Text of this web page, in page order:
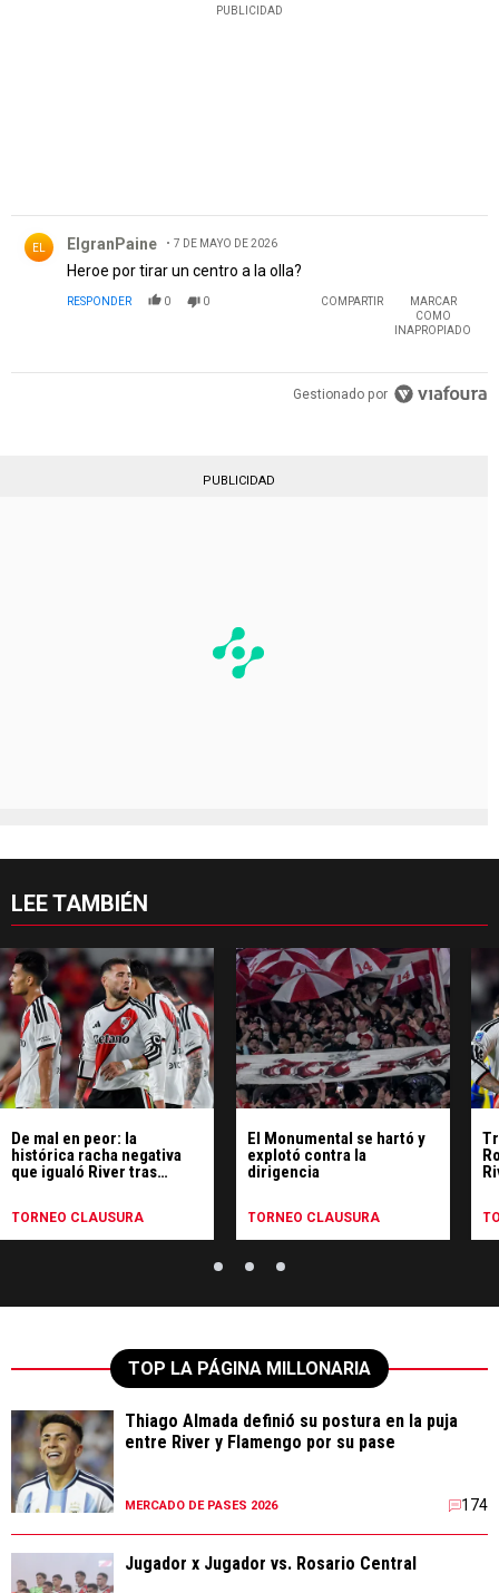
PUBLICIDAD
EL ElgranPaine 7 DE MAYO DE 2026
Heroe por tirar un centro a la olla?
RESPONDER 0 0 COMPARTIR
MARCAR
COMO
INAPROPIADO
Gestionado por
PUBLICIDAD
LEE TAMBIÉN
De mal en peor: la
histórica racha negativa
que igualó River tras
TORNEO CLAUSURA
El Monumental se hartó y
explotó contra la
dirigencia
TORNEO CLAUSURA
TOP LA PÁGINA MILLONARIA
Thiago Almada definió su postura en la puja
entre River y Flamengo por su pase
MERCADO DE PASES 2026 174
Jugador x Jugador vs. Rosario Central